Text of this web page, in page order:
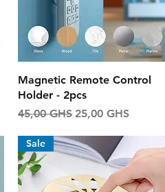
Aperçu rapide
Magnetic Remote Control
Holder - 2pcs
Prix original
45,00 GHS Prix promotionnel
25,00 GHS
Sale